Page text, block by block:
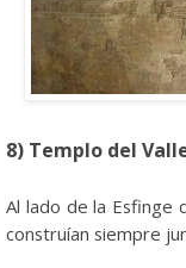
8) Templo del
Al lado de la Esfinge
construían siempre